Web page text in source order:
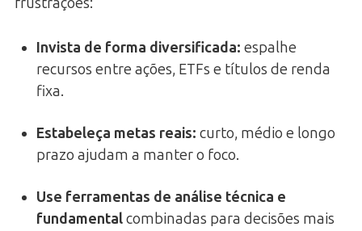
Invista de forma diversificada: espalhe
recursos entre ações, ETFs e títulos de renda
fixa.
Estabeleça metas reais: curto, médio e longo
prazo ajudam a manter o foco.
Use ferramentas de análise técnica e
fundamentalcombinadas para decisões mais